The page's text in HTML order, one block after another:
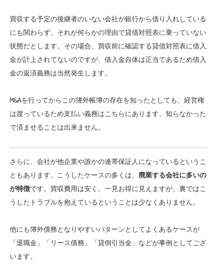
買収する予定の後継者のいない会社が銀行から借り入れしている
にも関わらず、それが何らかの理由で貸借対照表に乗っていない
状態だとします。その場合、買収前に確認する貸借対照表に借入
金が計上されてないのですが、借入金自体は正当であるため借入
金の返済義務は当然発生します。
M&Aを行ってからこの簿外帳簿の存在を知ったとしても、経営権
は渡っているため支払い義務はこちらにあります。 知らなかった
で済ませることは出来ません。
さらに、会社が他企業や誰かの連帯保証人になっているというこ
ともあります。こうしたケースの多くは、 廃業する会社に多いの
が特徴です。買収費用は安く、一見お得に見えますが、裏ではこ
うしたトラブルを抱えているということは少なくありません。
他にも簿外債務となりやすいパターンとしてよくあるケースが
「退職金」「リース債務」「貸倒引当金」などが事例としてござ
います。